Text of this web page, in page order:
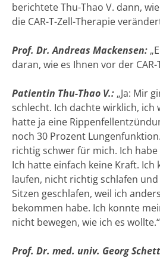
berichtete Thu-Thao V. dann,
die CAR-T-Zell-Therapie
Prof. Dr. Andreas Mackensen:
daran, wie es Ihnen vor der CAR-
Patientin Thu-Thao V.: „Ja: Mir
schlecht. Ich dachte wirklich, ich
hatte ja eine
noch 30 Prozent
richtig schwer für mich. Ich
Ich hatte einfach keine Kraft.
laufen, nicht richtig schlafen
Sitzen geschlafen, weil ich
bekommen habe. Ich konnte
nicht bewegen, wie ich es wollte.“
Prof. Dr. med. univ. Georg